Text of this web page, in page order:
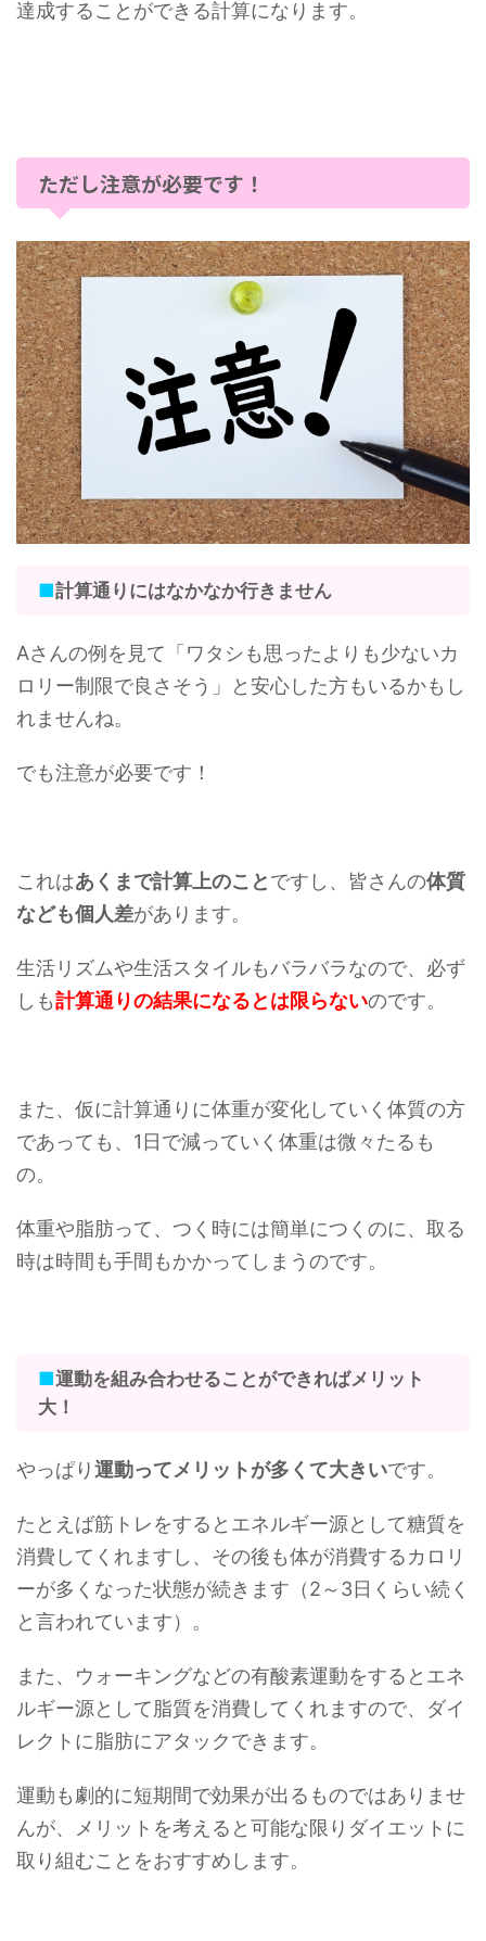
達成することができる計算になります。
ただし注意が必要です！
■計算通りにはなかなか行きません
Aさんの例を見て「ワタシも思ったよりも少ないカ
ロリー制限で良さそう」と安心した方もいるかもし
れませんね。
でも注意が必要です！
これはあくまで計算上のことですし、皆さんの体質
なども個人差があります。
生活リズムや生活スタイルもバラバラなので、必ず
しも計算通りの結果になるとは限らないのです。
また、仮に計算通りに体重が変化していく体質の方
であっても、1日で減っていく体重は微々たるも
の。
体重や脂肪って、つく時には簡単につくのに、取る
時は時間も手間もかかってしまうのです。
■運動を組み合わせることができればメリット
大！
やっぱり運動ってメリットが多くて大きいです。
たとえば筋トレをするとエネルギー源として糖質を
消費してくれますし、その後も体が消費するカロリ
ーが多くなった状態が続きます（2～3日くらい続く
と言われています）。
また、ウォーキングなどの有酸素運動をするとエネ
ルギー源として脂質を消費してくれますので、ダイ
レクトに脂肪にアタックできます。
運動も劇的に短期間で効果が出るものではありませ
んが、メリットを考えると可能な限りダイエットに
取り組むことをおすすめします。